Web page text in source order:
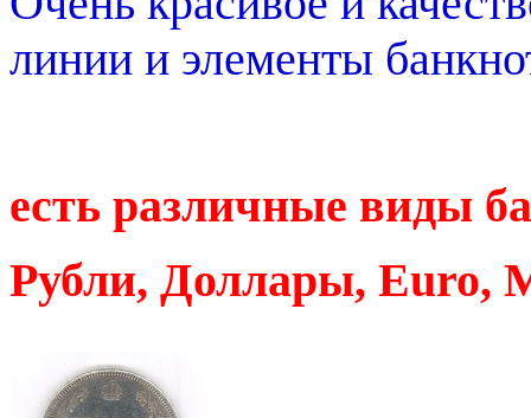
линии и элементы
есть различные виды
Рубли, Доллары, Euro,